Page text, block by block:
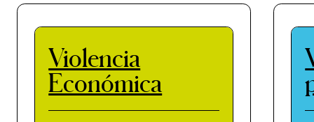
Violencia
Económica